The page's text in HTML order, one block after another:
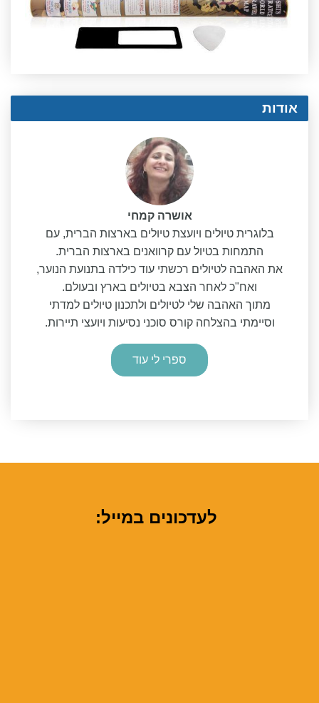
אודות
אושרה קמחי
בלוגרית טיולים ויועצת טיולים בארצות הברית, עם
התמחות בטיול עם קרוואנים בארצות הברית.
את האהבה לטיולים רכשתי עוד כילדה בתנועת הנוער,
ואח"כ לאחר הצבא בטיולים בארץ ובעולם.
מתוך האהבה שלי לטיולים ולתכנון טיולים למדתי
וסיימתי בהצלחה קורס סוכני נסיעות ויועצי תיירות.
ספרי לי עוד
לעדכונים במייל: